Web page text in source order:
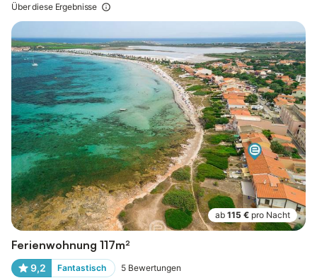
Über diese Ergebnisse
ab 115 € pro Nacht
Ferienwohnung 117m²
9,2 Fantastisch 5 Bewertungen